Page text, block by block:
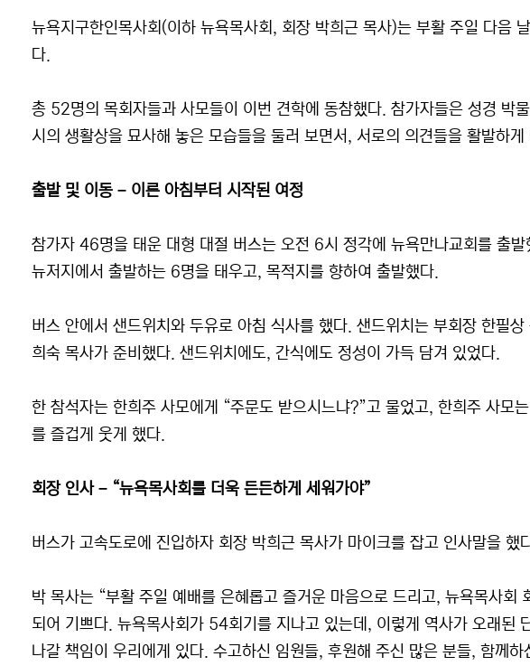
뉴욕지구한인목사회(이하 뉴욕목사회, 회장 박희근 목사)는 부활 주일 다
다.
총 52명의 목회자들과 사모들이 이번 견학에 동참했다. 참가자들은 성경 박
시의 생활상을 묘사해 놓은 모습들을 둘러 보면서, 서로의 의견들을 활발하
출발 및 이동 – 이른 아침부터 시작된 여정
참가자 46명을 태운 대형 대절 버스는 오전 6시 정각에 뉴욕만나교회를 출
뉴저지에서 출발하는 6명을 태우고, 목적지를 향하여 출발했다.
버스 안에서 샌드위치와 두유로 아침 식사를 했다. 샌드위치는 부회장 한필
희숙 목사가 준비했다. 샌드위치에도, 간식에도 정성이 가득 담겨 있었다.
한 참석자는 한희주 사모에게 “주문도 받으시느냐?”고 물었고, 한희주 사모
를 즐겁게 웃게 했다.
회장 인사 – “뉴욕목사회를 더욱 든든하게 세워가야”
버스가 고속도로에 진입하자 회장 박희근 목사가 마이크를 잡고 인사말을 했
박 목사는 “부활 주일 예배를 은혜롭고 즐거운 마음으로 드리고, 뉴욕목사회
되어 기쁘다. 뉴욕목사회가 54회기를 지나고 있는데, 이렇게 역사가 오래된
나갈 책임이 우리에게 있다. 수고하신 임원들, 후원해 주신 많은 분들, 함께